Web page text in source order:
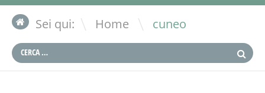
Sei qui: Home \ cuneo